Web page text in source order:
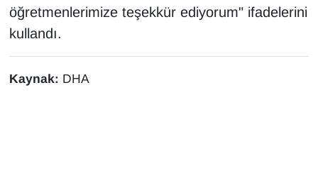
öğretmenlerimize teşekkür ediyorum" ifadelerini
kullandı.
Kaynak: DHA